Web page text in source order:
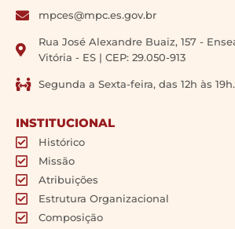
mpces@mpc.es.gov.br
Rua José Alexandre Buaiz, 157 -
Vitória - ES | CEP: 29.050-913
Segunda a Sexta-feira, das 12h às 19h.
INSTITUCIONAL
Histórico
Missão
Atribuições
Estrutura Organizacional
Composição